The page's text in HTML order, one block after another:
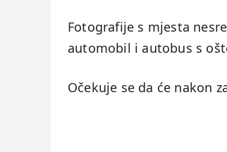
Fotografije s mjesta
automobil i autobus s
Očekuje se da će nakon